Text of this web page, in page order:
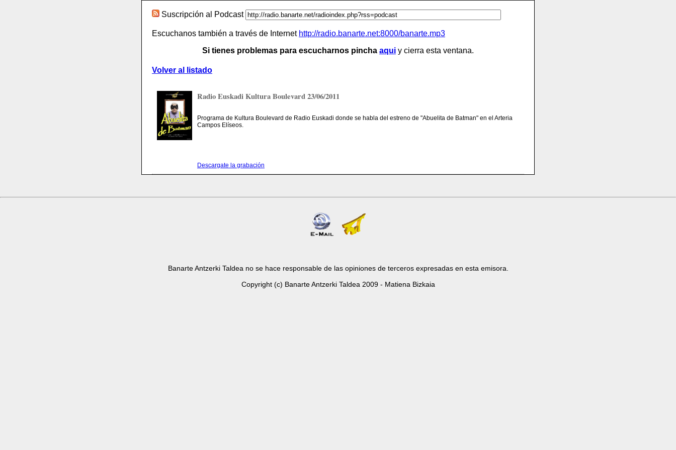
Suscripción al Podcast
Escuchanos también a través de Internet http://radio.banarte.net:8000/banarte.mp3
Si tienes problemas para escucharnos pincha aqui y cierra esta ventana.
Volver al listado
Radio Euskadi Kultura Boulevard 23/06/2011
Programa de Kultura Boulevard de Radio Euskadi donde se habla del estreno de "Abuelita de Batman" en el Arteria
Campos Elíseos.
Descargate la grabación
Banarte Antzerki Taldea no se hace responsable de las opiniones de terceros expresadas en esta emisora.
Copyright (c) Banarte Antzerki Taldea 2009 - Matiena Bizkaia